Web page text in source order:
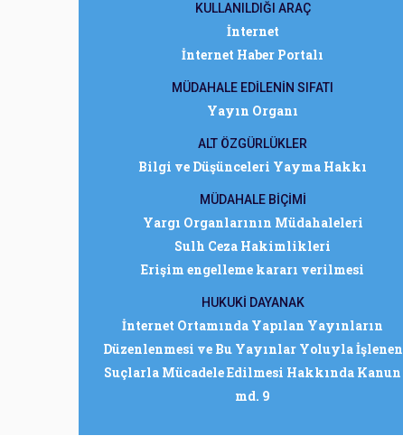
KULLANILDIĞI ARAÇ
İnternet
İnternet Haber Portalı
MÜDAHALE EDİLENİN SIFATI
Yayın Organı
ALT ÖZGÜRLÜKLER
Bilgi ve Düşünceleri Yayma Hakkı
MÜDAHALE BİÇİMİ
Yargı Organlarının Müdahaleleri
Sulh Ceza Hakimlikleri
Erişim engelleme kararı verilmesi
HUKUKİ DAYANAK
İnternet Ortamında Yapılan Yayınların
Düzenlenmesi ve Bu Yayınlar Yoluyla İşlenen
Suçlarla Mücadele Edilmesi Hakkında Kanun
md. 9